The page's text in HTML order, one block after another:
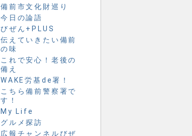
備前市文化財巡り
今日の論語
びぜん+PLUS
伝えていきたい備前
の味
これで安心！老後の
備え
WAKE労基de署！
こちら備前警察署で
す！
My Life
グルメ探訪
広報チャンネルびぜ